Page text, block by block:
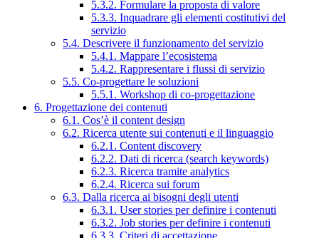
5.3.2. Formulare la proposta di valore
5.3.3. Inquadrare gli elementi costitutivi del
servizio
5.4. Descrivere il funzionamento del servizio
5.4.1. Mappare l’ecosistema
5.4.2. Rappresentare i flussi di servizio
5.5. Co-progettare le soluzioni
5.5.1. Workshop di co-progettazione
6. Progettazione dei contenuti
6.1. Cos’è il content design
6.2. Ricerca utente sui contenuti e il linguaggio
6.2.1. Content discovery
6.2.2. Dati di ricerca (search keywords)
6.2.3. Ricerca tramite analytics
6.2.4. Ricerca sui forum
6.3. Dalla ricerca ai bisogni degli utenti
6.3.1. User stories per definire i contenuti
6.3.2. Job stories per definire i contenuti
6.3.3. Criteri di accettazione